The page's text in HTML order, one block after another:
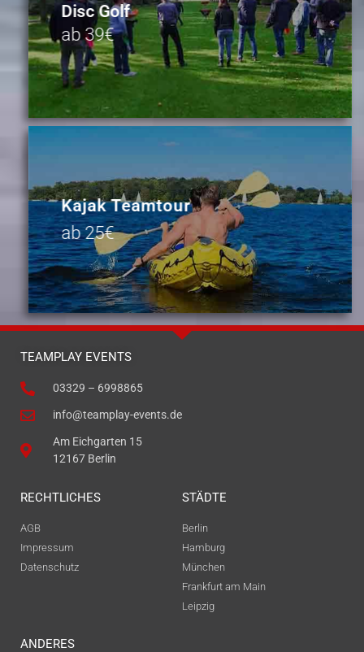
Disc Golf
ab 39€
Kajak Teamtour
ab 25€
TEAMPLAY EVENTS
03329 – 6998865
info@teamplay-events.de
Am Eichgarten 15
12167 Berlin
RECHTLICHES
AGB
Impressum
Datenschutz
STÄDTE
Berlin
Hamburg
München
Frankfurt am Main
Leipzig
ANDERES